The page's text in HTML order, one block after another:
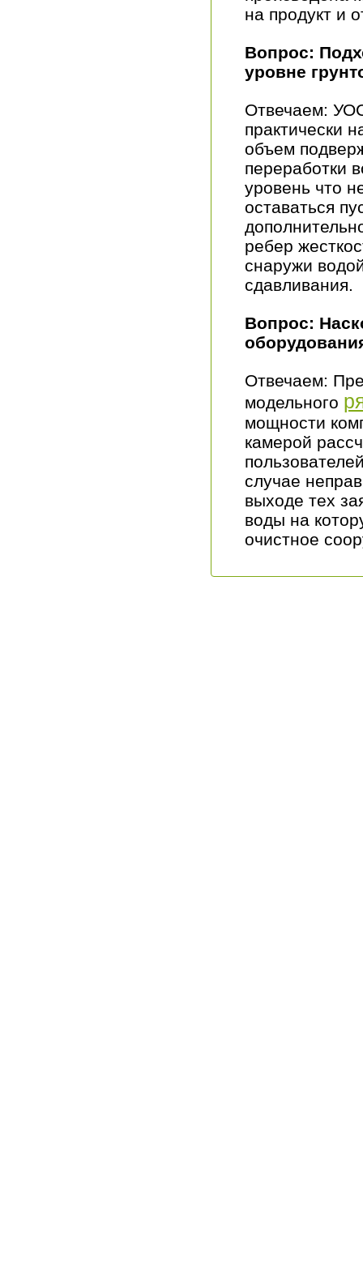
на продукт и
Вопрос:
уровне
Отвечаем:
практически
объем
переработки
уровень что
оставаться
ребер
снаружи
сдавливания.
Вопрос:
Отвечаем:
модельного
мощности
камерой
случае
выходе тех
воды на
очистное